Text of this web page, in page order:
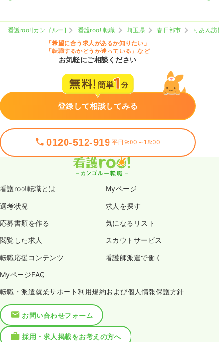
看護roo![カンゴルー] 看護roo! 転職 埼玉県 春日部市
りあん
「希望に合う求人があるか知りたい」
「転職するかどうか迷っている」など
お気軽にご相談ください
登録して相談してみる
0120-512-919 平日9:00～18:00
看護roo!転職とは Myページ
選考状況 求人を探す
応募書類を作る 気になるリスト
閲覧した求人 スカウトサービス
転職応援コンテンツ 看護師派遣で働く
MyページFAQ
転職・派遣就業サポート利用規約および個人情報保護方針
お問い合わせフォーム
採用・求人掲載をお考えの方へ